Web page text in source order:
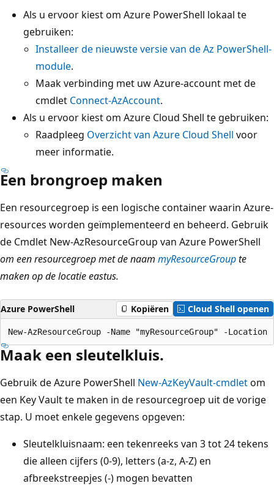
Als u ervoor kiest om Azure PowerShell lokaal te
gebruiken:
Installeer de nieuwste versie van de Az PowerShell-
module.
Maak verbinding met uw Azure-account met de
cmdlet Connect-AzAccount.
Als u ervoor kiest om Azure Cloud Shell te gebruiken:
Raadpleeg Overzicht van Azure Cloud Shell voor
meer informatie.
Een brongroep maken
Een resourcegroep is een logische container waarin Azure-
resources worden geïmplementeerd en beheerd. Gebruik
de Cmdlet New-AzResourceGroup van Azure PowerShell
om een resourcegroep met de naam myResourceGroupte
maken op delocatie eastus.
Azure PowerShell Kopiëren Cloud Shell openen
Maak een sleutelkluis.
Gebruik de Azure PowerShell New-AzKeyVault-cmdletom
een Key Vault te maken in de resourcegroep uit de vorige
stap. U moet enkele gegevens opgeven:
Sleutelkluisnaam: een tekenreeks van 3 tot 24 tekens
die alleen cijfers (0-9), letters (a-z, A-Z) en
afbreekstreepjes (-) mogen bevatten